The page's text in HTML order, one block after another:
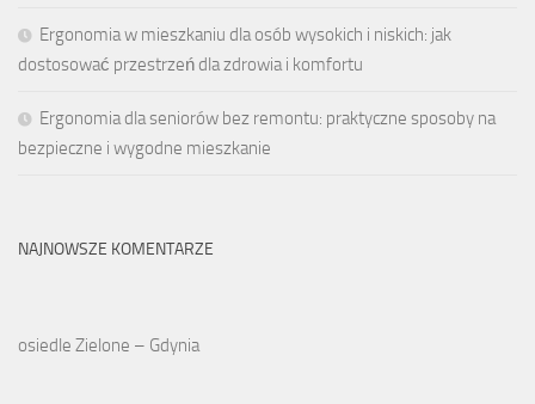
Ergonomia w mieszkaniu dla osób wysokich i niskich: jak
dostosować przestrzeń dla zdrowia i komfortu
Ergonomia dla seniorów bez remontu: praktyczne sposoby na
bezpieczne i wygodne mieszkanie
NAJNOWSZE KOMENTARZE
osiedle Zielone – Gdynia